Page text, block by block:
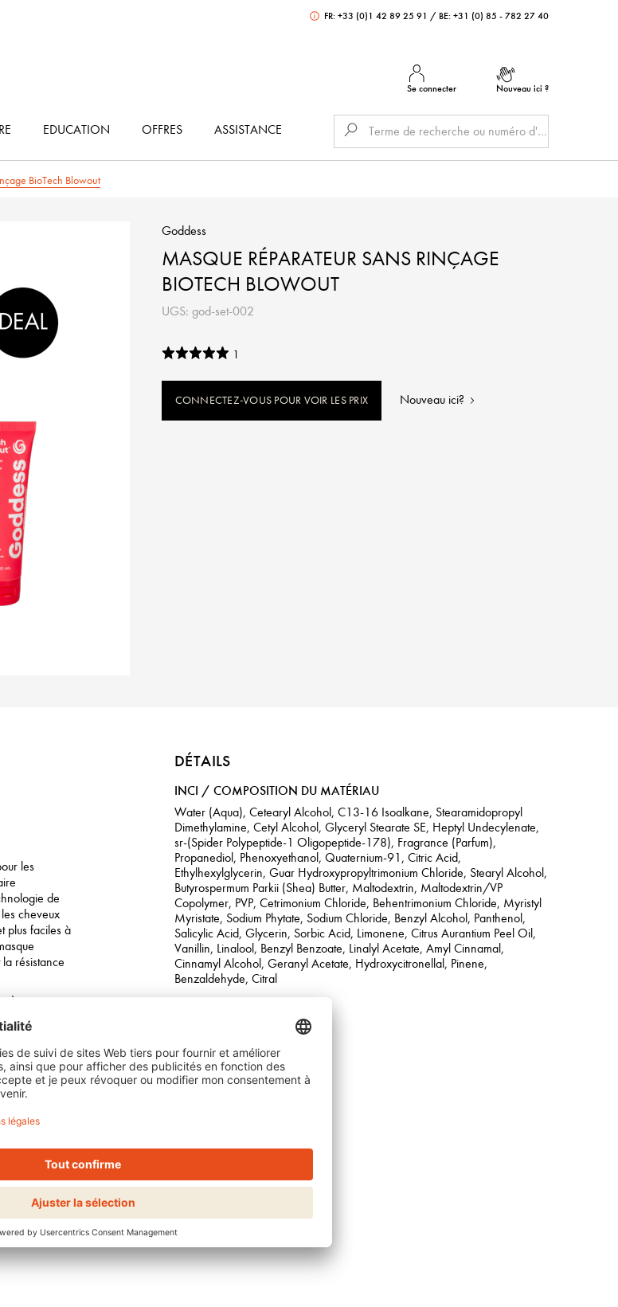
FR: +33 (0)1 42 89 25 91 / BE: +31 (0) 85 - 782 27 40
Se connecter Nouveau ici ?
EDUCATION OFFRES ASSISTANCE
BioTech Blowout
Goddess
MASQUE RÉPARATEUR SANS RINÇAGE
BIOTECH BLOWOUT
UGS: god-set-002
1
CONNECTEZ-VOUS POUR VOIR LES PRIX Nouveau ici?
les
de
cheveux
plus faciles à
résistance
contre
de 38 %
propres et
de la
naturelle des
DÉTAILS
INCI / COMPOSITION DU MATÉRIAU
Water (Aqua), Cetearyl Alcohol, C13-16 Isoalkane, Stearamidopropyl
Dimethylamine, Cetyl Alcohol, Glyceryl Stearate SE, Heptyl Undecylenate,
sr-(Spider Polypeptide-1 Oligopeptide-178), Fragrance (Parfum),
Propanediol, Phenoxyethanol, Quaternium-91, Citric Acid,
Ethylhexylglycerin, Guar Hydroxypropyltrimonium Chloride, Stearyl Alcohol,
Butyrospermum Parkii (Shea) Butter, Maltodextrin, Maltodextrin/VP
Copolymer, PVP, Cetrimonium Chloride, Behentrimonium Chloride, Myristyl
Myristate, Sodium Phytate, Sodium Chloride, Benzyl Alcohol, Panthenol,
Salicylic Acid, Glycerin, Sorbic Acid, Limonene, Citrus Aurantium Peel Oil,
Vanillin, Linalool, Benzyl Benzoate, Linalyl Acetate, Amyl Cinnamal,
Cinnamyl Alcohol, Geranyl Acetate, Hydroxycitronellal, Pinene,
Benzaldehyde, Citral